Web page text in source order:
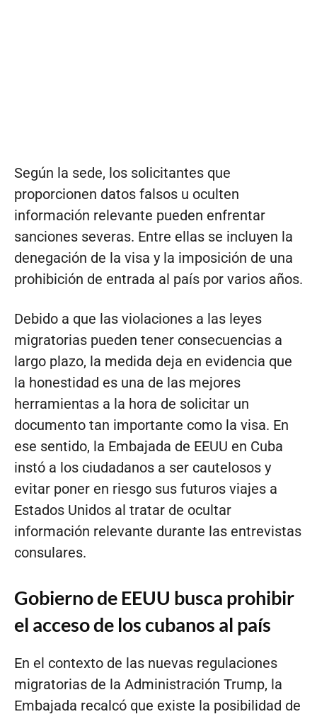
Según la sede, los solicitantes que
proporcionen datos falsos u oculten
información relevante pueden enfrentar
sanciones severas. Entre ellas se incluyen la
denegación de la visa y la imposición de una
prohibición de entrada al país por varios años.
Debido a que las violaciones a las leyes
migratorias pueden tener consecuencias a
largo plazo, la medida deja en evidencia que
la honestidad es una de las mejores
herramientas a la hora de solicitar un
documento tan importante como la visa. En
ese sentido, la Embajada de EEUU en Cuba
instó a los ciudadanos a ser cautelosos y
evitar poner en riesgo sus futuros viajes a
Estados Unidos al tratar de ocultar
información relevante durante las entrevistas
consulares.
Gobierno de EEUU busca prohibir
el acceso de los cubanos al país
En el contexto de las nuevas regulaciones
migratorias de la Administración Trump, la
Embajada recalcó que existe la posibilidad de